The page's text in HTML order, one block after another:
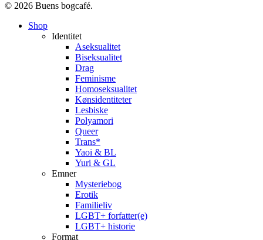
© 2026 Buens bogcafé.
Close
Shop
Identitet
Aseksualitet
Biseksualitet
Drag
Feminisme
Homoseksualitet
Kønsidentiteter
Lesbiske
Polyamori
Queer
Trans*
Yaoi & BL
Yuri & GL
Emner
Mysteriebog
Erotik
Familieliv
LGBT+ forfatter(e)
LGBT+ historie
Format